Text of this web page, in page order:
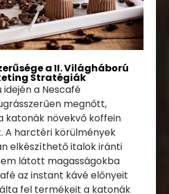
a II. Világháború
Stratégiák
idején a Nescafé
megnőtt,
katonák növekvő koffein
A harctéri körülmények
elkészíthető italok iránti
látott magasságokba
az instant kávé előnyeit
fel termékeit a katonák